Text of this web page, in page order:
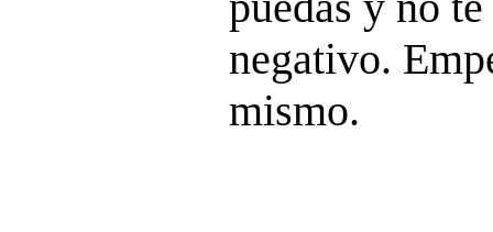
negativo.
mismo.